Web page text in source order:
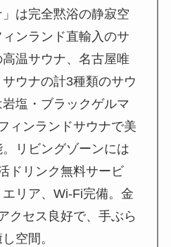
は完全黙浴の静寂空
ンランド直輸入のサ
温サウナ、名古屋唯
ウナの計3種類のサウ
塩・ブラックゲルマ
ィンランドサウナで美
リビングゾーンには
ドリンク無料サービ
リア、Wi-Fi完備。金
クセス良好で、手ぶら
空間。